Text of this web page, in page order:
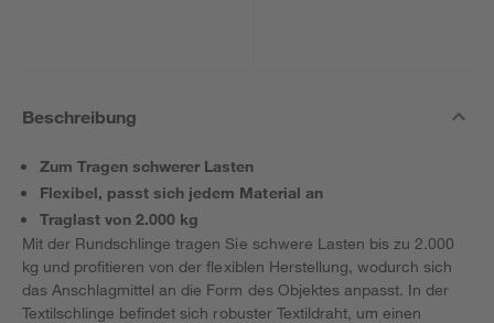
Beschreibung
Zum Tragen schwerer Lasten
Flexibel, passt sich jedem Material an
Traglast von 2.000 kg
Mit der Rundschlinge tragen Sie schwere Lasten bis zu 2.000
kg und profitieren von der flexiblen Herstellung, wodurch sich
das Anschlagmittel an die Form des Objektes anpasst. In der
Textilschlinge befindet sich robuster Textildraht, um einen